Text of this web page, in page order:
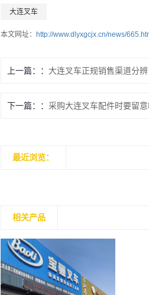
大连叉车
本文网址： http://www.dlyxgcjx.cn/news/
上一篇： 大连叉车正规销售渠道分辨
下一篇： 采购大连叉车配件时要留
最近浏览：
相关产品